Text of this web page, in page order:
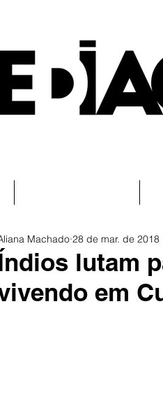
lutam
em
Machado 28 de mar. de 2018